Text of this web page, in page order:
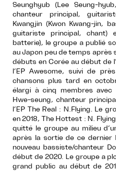
Seunghyub (Lee Seung-
chanteur principal,
Kwangjin (Kwon Kwang-jin,
guitariste principal, chant)
batterie), le groupe a publié
au Japon peu de temps
débuts en Corée au début de
l’EP Awesome, suivi de
chansons plus tard en
élargi à cinq membres avec
Hwe-seung, chanteur
l’EP The Real : N.Flying. Le
en 2018, The Hottest : N.
quitté le groupe au milieu
après la sortie de ce dernier
nouveau bassiste/chanteur
début de 2020. Le groupe a
grand public au début de